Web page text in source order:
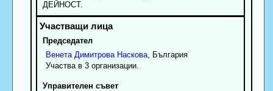
ДEЙHOCT.
Председател
Венета Димитрова Наскова, България
Участва в 3 организации.
Управителен съвет